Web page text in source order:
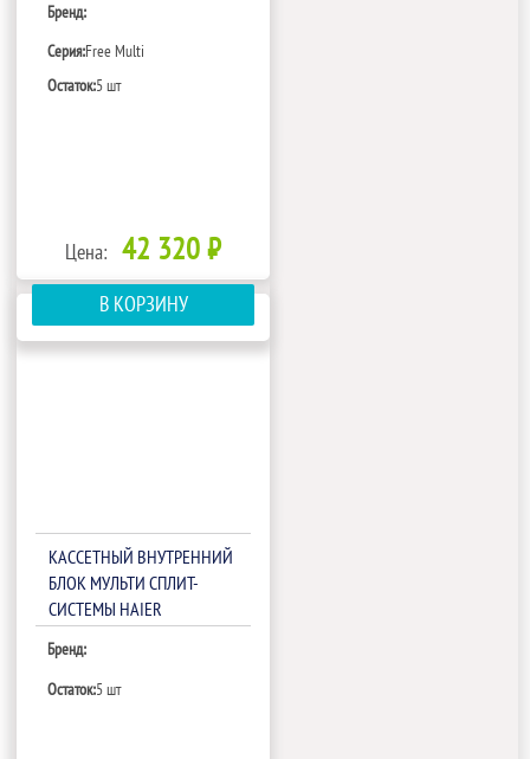
ME4С18HRA1(С)
Бренд:
Серия:Free Multi
Остаток:5 шт
Цена: 42 320 ₽
В КОРЗИНУ
КАССЕТНЫЙ ВНУТРЕННИЙ
БЛОК МУЛЬТИ СПЛИТ-
СИСТЕМЫ HAIER
Бренд:
Остаток:5 шт